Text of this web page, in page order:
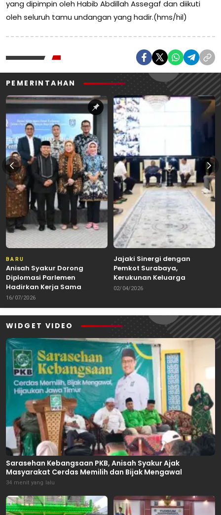
yang dipimpin oleh Habib Abdillah Assegaf dan diikuti
oleh seluruh tamu undangan yang hadir.(hms/hil)
PEMERINTAHAN
BARU
Anisah Syakur Dorong
Diplomasi Parlemen
Hadirkan Kerja Sama
Internasional yang
Berdampak bagi Kota Depok
16/07/2026
Jajaki Sinergi dengan
Pemkot Surabaya,
Kerukunan Keluarga
Kalimantan Dorong
Kuliner Nusantara
02/04/2026
WIDGET VIDEO
Sarasehan Kebangsaan PKB, Anisah Syakur Ajak
Masyarakat Cerdas Memilih dan Bijak Mengawal
34 menit yang lalu